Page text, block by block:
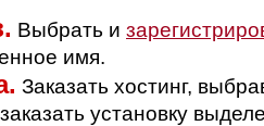
Выбрать и
имя.
Заказать хостинг,
установку